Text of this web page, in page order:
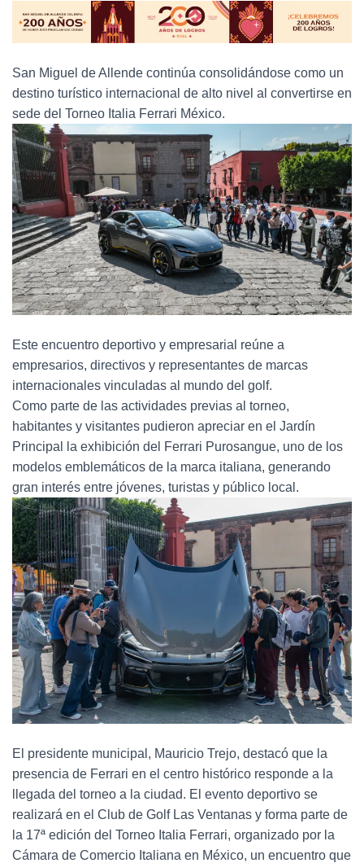
San Miguel de Allende continúa consolidándose como un
destino turístico internacional de alto nivel al convertirse en
sede del Torneo Italia Ferrari México.
Este encuentro deportivo y empresarial reúne a
empresarios, directivos y representantes de marcas
internacionales vinculadas al mundo del golf.
Como parte de las actividades previas al torneo,
habitantes y visitantes pudieron apreciar en el Jardín
Principal la exhibición del Ferrari Purosangue, uno de los
modelos emblemáticos de la marca italiana, generando
gran interés entre jóvenes, turistas y público local.
El presidente municipal, Mauricio Trejo, destacó que la
presencia de Ferrari en el centro histórico responde a la
llegada del torneo a la ciudad. El evento deportivo se
realizará en el Club de Golf Las Ventanas y forma parte de
la 17ª edición del Torneo Italia Ferrari, organizado por la
Cámara de Comercio Italiana en México, un encuentro que